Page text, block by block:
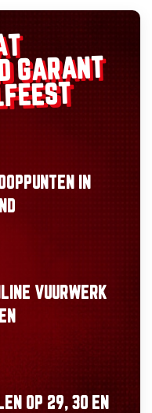
GARANT
IN
VUURWERK
OP 29, 30 EN